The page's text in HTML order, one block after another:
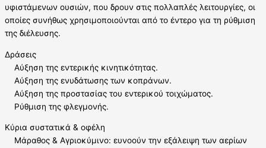
υφιστάμενων ουσιών, που δρουν στις πολλαπλές λειτουργίες, οι
οποίες συνήθως χρησιμοποιούνται από το έντερο για τη ρύθμιση
της διέλευσης.
Δράσεις
Αύξηση της εντερικής κινητικότητας.
Αύξηση της ενυδάτωσης των κοπράνων.
Αύξηση της προστασίας του εντερικού τοιχώματος.
Ρύθμιση της φλεγμονής.
Κύρια συστατικά & οφέλη
Μάραθος & Αγριοκύμινο: ευνοούν την εξάλειψη των αερίων